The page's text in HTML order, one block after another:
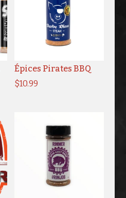
Épices Pirates BBQ
$10.99